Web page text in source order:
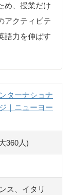
め、授業だけ
アクティビテ
語力を伸ばす
ターナショナ
｜ニューヨー
360人)
ス、イタリ